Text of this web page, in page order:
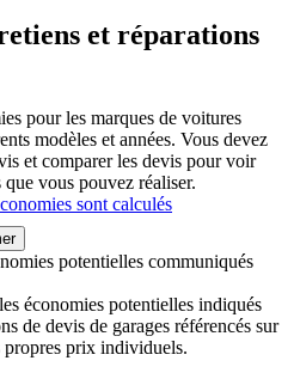
et réparations
pour les marques de voitures
modèles et années. Vous devez
et comparer les devis pour voir
vous pouvez réaliser.
sont calculés
potentielles communiqués
économies potentielles indiqués
de devis de garages référencés sur
propres prix individuels.